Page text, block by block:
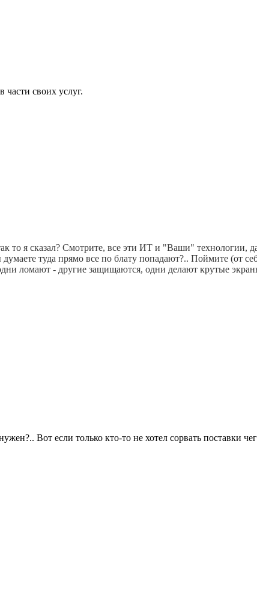
своих услуг.
то я сказал? Смотрите, все эти ИТ и "Ваши" технологии,
туда прямо все по блату попадают?.. Поймите (от
ломают - другие защищаются, одни делают крутые
Вот если только кто-то не хотел сорвать поставки